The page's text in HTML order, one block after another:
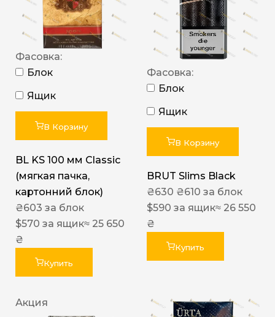
Фасовка:
Блок
Ящик
В Корзину
BL KS 100 мм Classic
(мягкая пачка,
картонний блок)
₴603 за блок
$570 за ящик≈ 25 650
₴
Купить
Фасовка:
Блок
Ящик
В Корзину
BRUT Slims Black
₴630 ₴610 за блок
$590 за ящик≈ 26 550
₴
Купить
Акция